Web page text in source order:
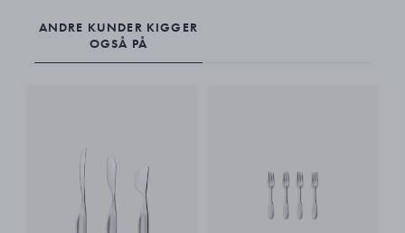
ANDRE KUNDER KIGGER
OGSÅ PÅ